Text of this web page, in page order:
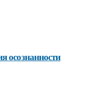
осознанности